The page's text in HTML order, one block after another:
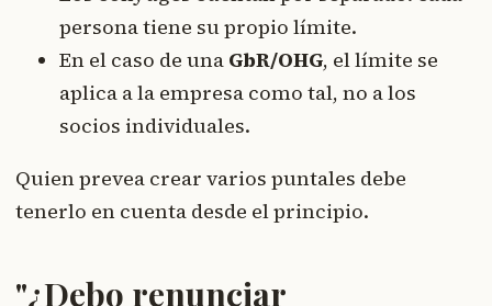
persona tiene su propio límite.
En el caso de una GbR/OHG, el límite se
aplica a la empresa como tal, no a los
socios individuales.
Quien prevea crear varios puntales debe
tenerlo en cuenta desde el principio.
"¿Debo renunciar